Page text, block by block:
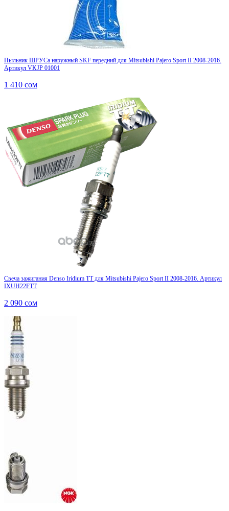
Пыльник ШРУСа наружный SKF передний для Mitsubishi Pajero Sport II 2008-2016.
Артикул VKJP 01001
1 410 сом
Свеча зажигания Denso Iridium TT для Mitsubishi Pajero Sport II 2008-2016. Артикул
IXUH22FTT
2 090 сом